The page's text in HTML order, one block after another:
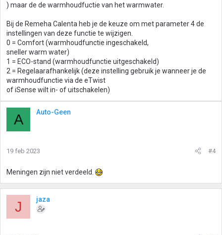
) maar de de warmhoudfuctie van het warmwater.
Bij de Remeha Calenta heb je de keuze om met parameter 4 de
instellingen van deze functie te wijzigen.
0 = Comfort (warmhoudfunctie ingeschakeld,
sneller warm water)
1 = ECO-stand (warmhoudfunctie uitgeschakeld)
2 = Regelaarafhankelijk (deze instelling gebruik je wanneer je de
warmhoudfunctie via de eTwist
of iSense wilt in- of uitschakelen)
A Auto-Geen
19 feb 2023 #4
Meningen zijn niet verdeeld.
J jaza